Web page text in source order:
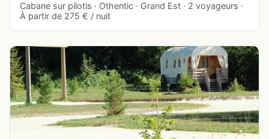
Cabane sur pilotis · Othentic · Grand Est · 2 voyageurs ·
À partir de 275 € / nuit